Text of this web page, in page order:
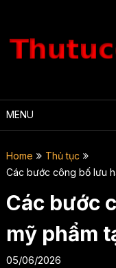
content
MENU
Home
Thủ tục
Các bước công bố lưu
Các bước
mỹ phẩm
05/06/2026